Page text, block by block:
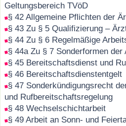
Geltungsbereich TVöD
§ 42 Allgemeine Pflichten der
§ 43 Zu § 5 Qualifizierung –
§ 44 Zu § 6 Regelmäßige
§ 44a Zu § 7 Sonderformen der
§ 45 Bereitschaftsdienst und
§ 46 Bereitschaftsdienstentgelt
§ 47 Sonderkündigungsrecht
und Rufbereitschaftsregelung
§ 48 Wechselschichtarbeit
§ 49 Arbeit an Sonn- und